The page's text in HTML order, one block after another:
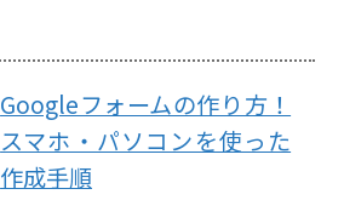
Googleフォームの作り方！
スマホ・パソコンを使った
作成手順